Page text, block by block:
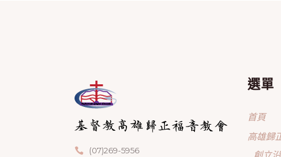
(07)269-5956
選單
首頁
高雄歸